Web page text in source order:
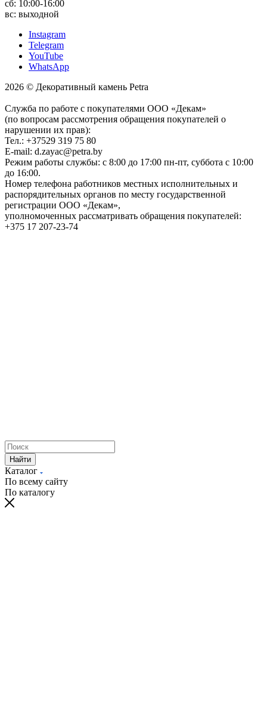
сб: 10:00-16:00
вс: выходной
Instagram
Telegram
YouTube
WhatsApp
2026 © Декоративный камень Petra
Служба по работе с покупателями ООО «Декам»
(по вопросам рассмотрения обращения покупателей о
нарушении их прав):
Тел.: +37529 319 75 80
E-mail: d.zayac@petra.by
Режим работы службы: с 8:00 до 17:00 пн-пт, суббота с 10:00
до 16:00.
Номер телефона работников местных исполнительных и
распорядительных органов по месту государственной
регистрации ООО «Декам»,
уполномоченных рассматривать обращения покупателей:
+375 17 207-23-74
Найти
Каталог
По всему сайту
По каталогу